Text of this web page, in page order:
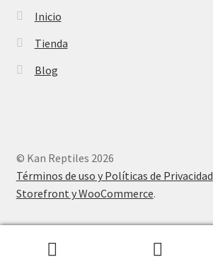
Inicio
Tienda
Blog
© Kan Reptiles 2026
Términos de uso y Políticas de Privacidad
Storefront y WooCommerce.